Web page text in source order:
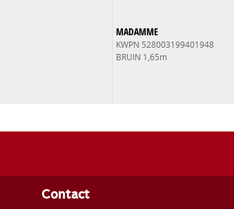
MADAMME
KWPN 528003199401948
BRUIN 1,65m
Contact